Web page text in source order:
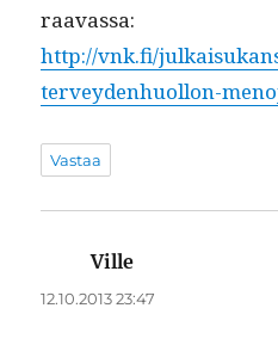
raavas­sa:
http://vnk.fi/
terveydenhuollon-
Vastaa
Ville
12.10.2013 23:47